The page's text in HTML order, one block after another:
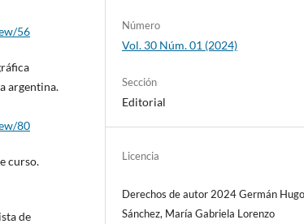
56
argentina.
80
curso.
de
Número
Vol. 30 Núm. 01 (2024)
Sección
Editorial
Licencia
Derechos de autor 2024 Germán Hugo
Sánchez, María Gabriela Lorenzo